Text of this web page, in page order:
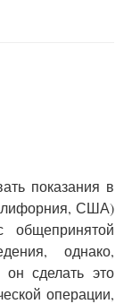
показания в
США)
общепринятой
однако,
сделать это
операции,